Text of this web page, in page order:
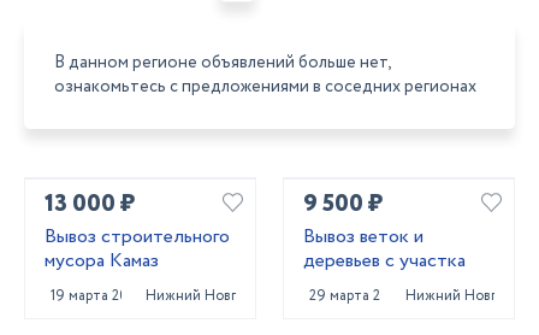
В данном регионе объявлений больше нет,
ознакомьтесь с предложениями в соседних регионах
13 000 ₽
Вывоз строительного
мусора Камаз
19 марта 2025 Нижний Новгород
9 500 ₽
Вывоз веток и
деревьев с участка
29 марта 2025 Нижний Новгород